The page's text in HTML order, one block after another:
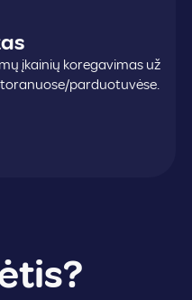
įkainių koregavimas už
parduotuvėse.